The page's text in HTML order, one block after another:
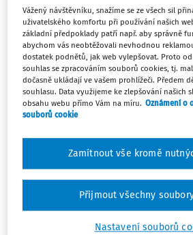
fakulty (celkem 2) nestačily učitelky
nařízením z 30. 5. 1950 proto byla od
pro vzdělávání učitelek
pedagogická gymnázia. Tím se
na úroveň střední školy, která
posledních evropských zemí)
cesta profesní přípravy učitelek
postupně měnily název i
funkčnost byla mnohostranně
příznivce. Požadavek
mateřských škol na školu vysokou
Vážený návštěvníku, snažíme se ze všech sil
uživatelského komfortu při používání našich
základní předpoklady patří např. aby správně
abychom vás neobtěžovali nevhodnou
dostatek podnětů, jak web vylepšovat. Proto
souhlas se zpracováním souborů cookies, tj.
dočasně ukládají ve vašem prohlížeči. Předem
souhlasu. Data využijeme ke zlepšování našich
obsahu webu přímo Vám na míru. Oznámení o
souborů cookie
Nastavení souborů
Zamítnout vše kromě
Přijmout všechny